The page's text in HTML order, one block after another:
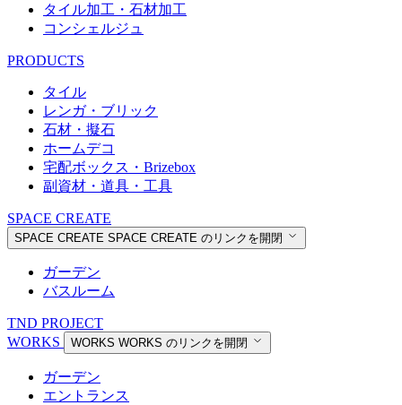
タイル加工・石材加工
コンシェルジュ
PRODUCTS
タイル
レンガ・ブリック
石材・擬石
ホームデコ
宅配ボックス・Brizebox
副資材・道具・工具
SPACE CREATE
SPACE CREATE SPACE CREATE のリンクを開閉
ガーデン
バスルーム
TND PROJECT
WORKS
WORKS WORKS のリンクを開閉
ガーデン
エントランス